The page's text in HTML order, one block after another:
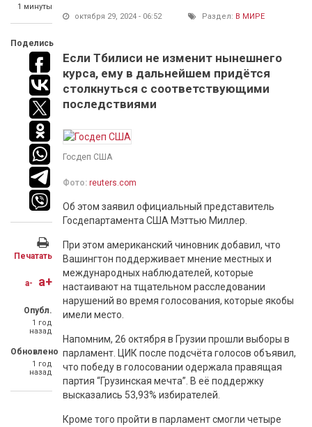
1 минуты
Поделись
Печатать
a- a+
Опубл.
1 год
назад
Обновлено
1 год
назад
октября 29, 2024 - 06:52 Раздел: В МИРЕ
Если Тбилиси не изменит нынешнего
курса, ему в дальнейшем придётся
столкнуться с соответствующими
последствиями
Госдеп США
Фото: reuters.com
Об этом заявил официальный представитель
Госдепартамента США Мэттью Миллер.
При этом американский чиновник добавил, что
Вашингтон поддерживает мнение местных и
международных наблюдателей, которые
настаивают на тщательном расследовании
нарушений во время голосования, которые якобы
имели место.
Напомним, 26 октября в Грузии прошли выборы в
парламент. ЦИК после подсчёта голосов объявил,
что победу в голосовании одержала правящая
партия “Грузинская мечта”. В её поддержку
высказались 53,93% избирателей.
Кроме того пройти в парламент смогли четыре